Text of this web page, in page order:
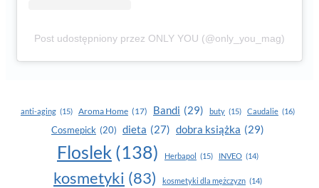
Post udostępniony przez ONLY YOU (@only_you_mag)
anti-aging (15) Aroma Home (17) Bandi (29) buty (15) Caudalie (16)
Cosmepick (20) dieta (27) dobra książka (29)
Floslek (138) Herbapol (15) INVEO (14)
kosmetyki (83) kosmetyki dla mężczyzn (14)